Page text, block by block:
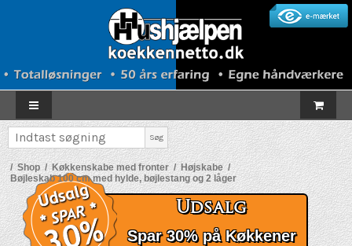
Søg
/ Shop / Køkkenskabe med fronter / Højskabe /
Bøjleskab 100 cm med hylde, bøjlestang og 2 låger
Udsalg
Spar 30% på Køkkener